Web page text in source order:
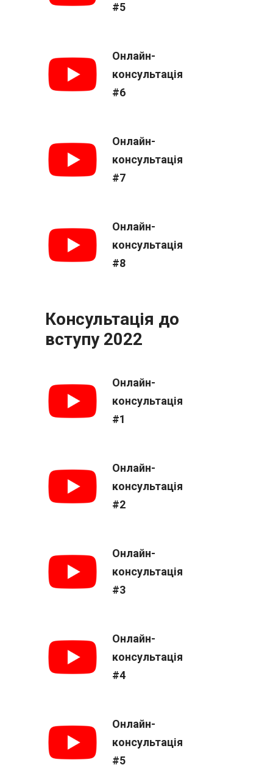
#5
Онлайн-
консультація
#6
Онлайн-
консультація
#7
Онлайн-
консультація
#8
Консультація до
вступу 2022
Онлайн-
консультація
#1
Онлайн-
консультація
#2
Онлайн-
консультація
#3
Онлайн-
консультація
#4
Онлайн-
консультація
#5